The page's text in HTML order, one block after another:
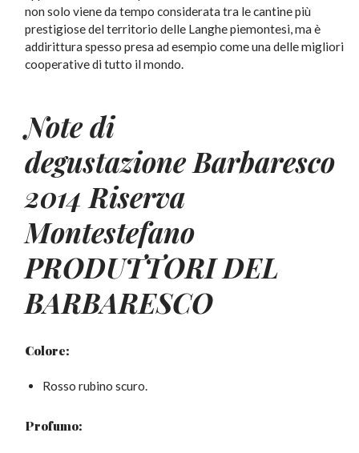
non solo viene da tempo considerata tra le cantine più
prestigiose del territorio delle Langhe piemontesi, ma è
addirittura spesso presa ad esempio come una delle migliori
cooperative di tutto il mondo.
Note di
degustazione Barbaresco
2014 Riserva
Montestefano
PRODUTTORI DEL
BARBARESCO
Colore:
Rosso rubino scuro.
Profumo: